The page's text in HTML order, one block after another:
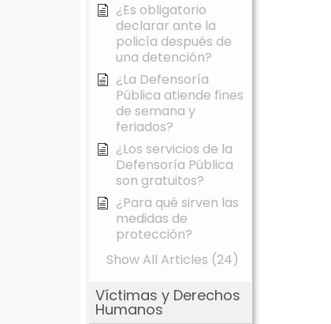
¿Es obligatorio
declarar ante la
policía después de
una detención?
¿La Defensoría
Pública atiende fines
de semana y
feriados?
¿Los servicios de la
Defensoría Pública
son gratuitos?
¿Para qué sirven las
medidas de
protección?
Show All Articles (24)
Víctimas y Derechos
Humanos